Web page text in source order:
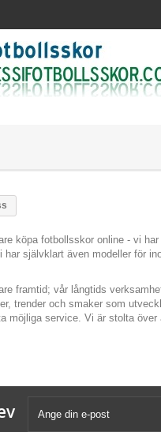
köpa fotbollsskor online - vi
har självklart även modeller för
framtid; vår långtids
trender och smaker som
möjliga service. Vi är stolta